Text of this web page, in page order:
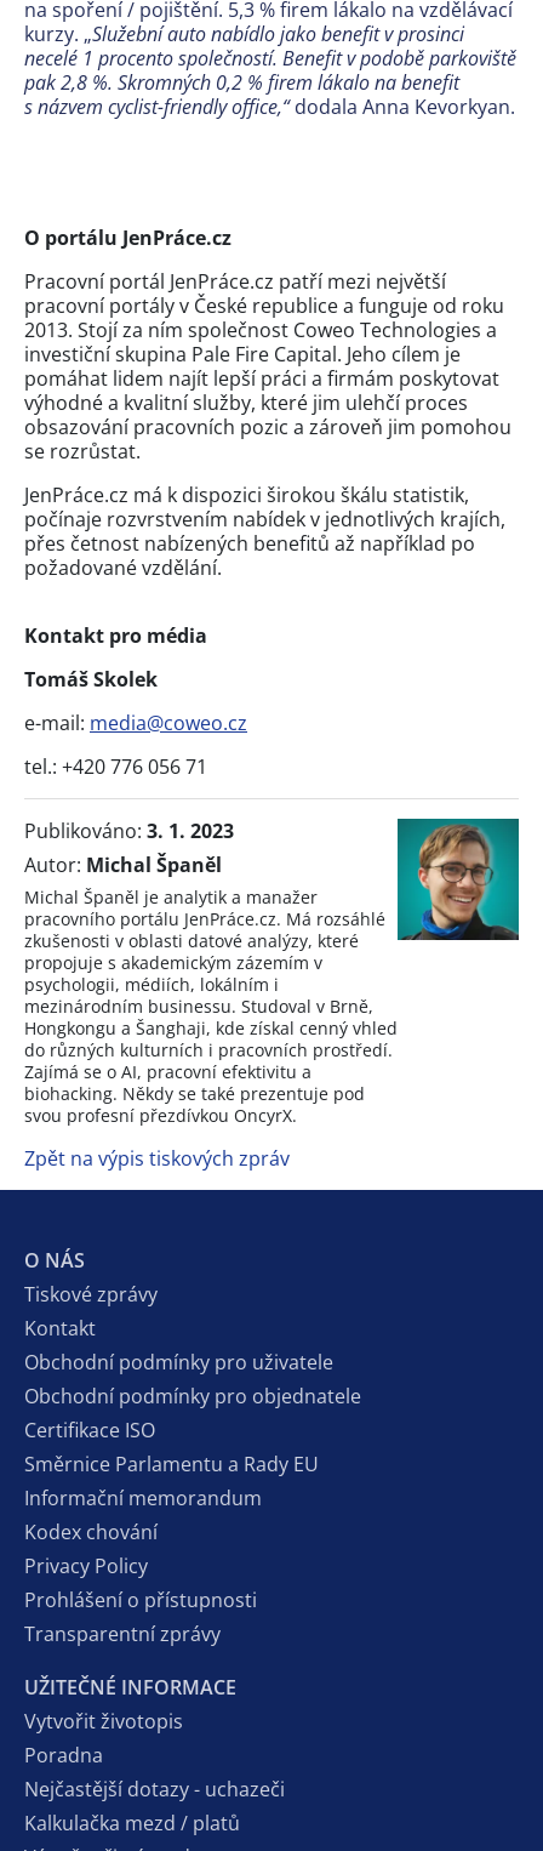
na spoření / pojištění. 5,3 % firem lákalo na vzdělávací
kurzy. „Služební auto nabídlo jako benefit v prosinci
necelé 1 procento společností. Benefit v podobě parkoviště
pak 2,8 %. Skromných 0,2 % firem lákalo na benefit
s názvem cyclist-friendly office,“dodala Anna Kevorkyan.
O portálu JenPráce.cz
Pracovní portál JenPráce.cz patří mezi největší
pracovní portály v České republice a funguje od roku
2013. Stojí za ním společnost Coweo Technologies a
investiční skupina Pale Fire Capital. Jeho cílem je
pomáhat lidem najít lepší práci a firmám poskytovat
výhodné a kvalitní služby, které jim ulehčí proces
obsazování pracovních pozic a zároveň jim pomohou
se rozrůstat.
JenPráce.cz má k dispozici širokou škálu statistik,
počínaje rozvrstvením nabídek v jednotlivých krajích,
přes četnost nabízených benefitů až například po
požadované vzdělání.
Kontakt pro média
Tomáš Skolek
e-mail: media@coweo.cz
tel.: +420 776 056 71
Publikováno: 3. 1. 2023
Autor: Michal Španěl
Michal Španěl je analytik a manažer
pracovního portálu JenPráce.cz. Má rozsáhlé
zkušenosti v oblasti datové analýzy, které
propojuje s akademickým zázemím v
psychologii, médiích, lokálním i
mezinárodním businessu. Studoval v Brně,
Hongkongu a Šanghaji, kde získal cenný vhled
do různých kulturních i pracovních prostředí.
Zajímá se o AI, pracovní efektivitu a
biohacking. Někdy se také prezentuje pod
svou profesní přezdívkou OncyrX.
Zpět na výpis tiskových zpráv
O NÁS
Tiskové zprávy
Kontakt
Obchodní podmínky pro uživatele
Obchodní podmínky pro objednatele
Certifikace ISO
Směrnice Parlamentu a Rady EU
Informační memorandum
Kodex chování
Privacy Policy
Prohlášení o přístupnosti
Transparentní zprávy
UŽITEČNÉ INFORMACE
Vytvořit životopis
Poradna
Nejčastější dotazy - uchazeči
Kalkulačka mezd / platů